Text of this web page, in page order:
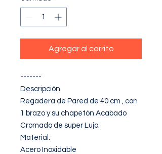
Agregar al carrito
-------
Descripción
Regadera de Pared de 40 cm , con
1 brazo y su chapetón Acabado
Cromado de super Lujo.
Material:
Acero Inoxidable